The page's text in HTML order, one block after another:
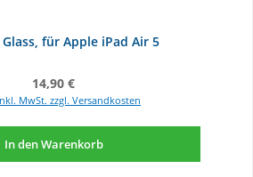
Glass, für Apple iPad Air 5
Regulärer Preis:
14,90 €
MwSt. zzgl. Versandkosten
In den Warenkorb